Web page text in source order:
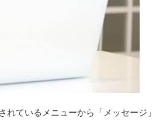
ているメニューから「メッセージ」